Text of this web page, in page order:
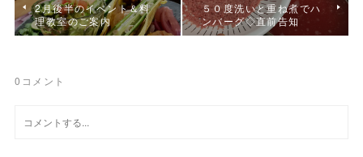
2月後半のイベント＆料
理教室のご案内
５０度洗いと重ね煮でハ
ンバーグ◇直前告知
0 コメント